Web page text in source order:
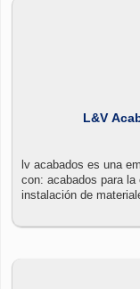
L&V
lv acabados es una
con: acabados para
instalación de